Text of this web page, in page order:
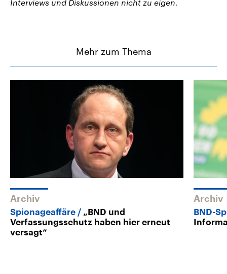
Interviews und Diskussionen nicht zu eigen.
Mehr zum Thema
Archiv
Spionageaffäre
„BND und
Verfassungsschutz haben hier erneut
versagt“
Archiv
BND-